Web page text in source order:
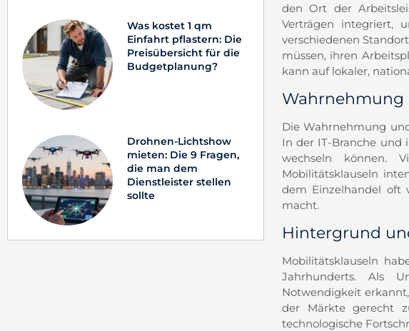
Was kostet 1 qm
Einfahrt pflastern: Die
Preisübersicht für die
Budgetplanung?
Drohnen-Lichtshow
mieten: Die 9 Fragen,
die man dem
Dienstleister stellen
sollte
den Ort der
Verträgen integriert,
verschiedenen
müssen, ihren
kann auf lokaler,
Wahrnehmung
Die Wahrnehmung
In der IT-Branche und
wechseln können.
Mobilitätsklauseln
dem Einzelhandel oft
macht.
Hintergrund
Mobilitätsklauseln
Jahrhunderts. Als
Notwendigkeit
der Märkte gerecht
technologische